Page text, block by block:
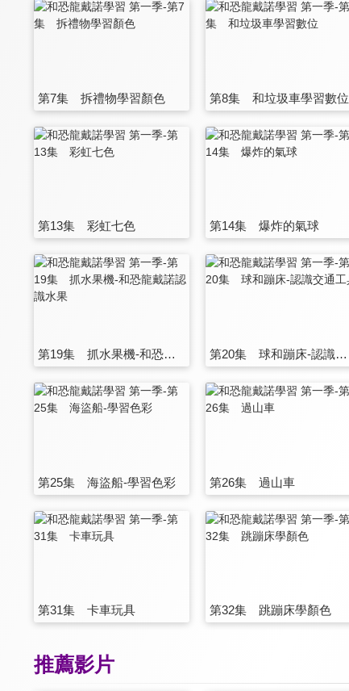
第7集 拆禮物學習顏色 第8集 和垃圾車學習數位
第13集 彩虹七色 第14集 爆炸的氣球
第19集 抓水果機-和恐龍戴諾認識水果 第20集 球和蹦床-認識交通工具
第25集 海盜船-學習色彩 第26集 過山車
第31集 卡車玩具 第32集 跳蹦床學顏色
推薦影片